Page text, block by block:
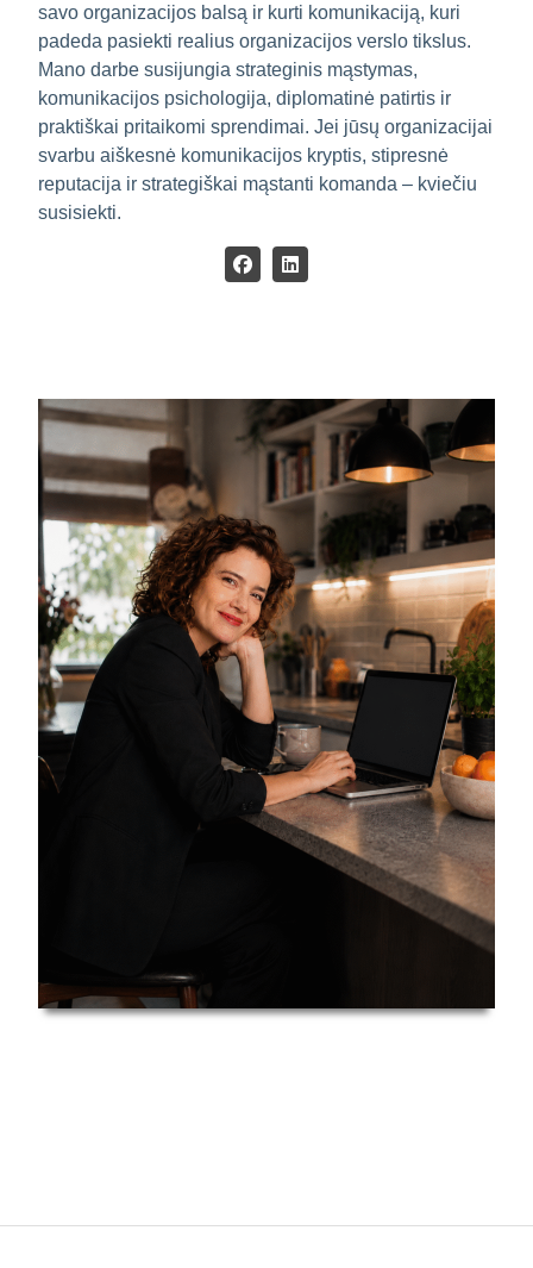
savo organizacijos balsą ir kurti komunikaciją, kuri
padeda pasiekti realius organizacijos verslo tikslus.
Mano darbe susijungia strateginis mąstymas,
komunikacijos psichologija, diplomatinė patirtis ir
praktiškai pritaikomi sprendimai. Jei jūsų organizacijai
svarbu aiškesnė komunikacijos kryptis, stipresnė
reputacija ir strategiškai mąstanti komanda – kviečiu
susisiekti.